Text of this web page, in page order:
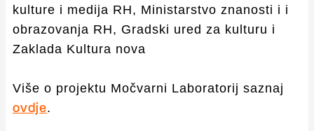
kulture i medija RH, Ministarstvo znanosti i i
obrazovanja RH, Gradski ured za kulturu i
Zaklada Kultura nova
Više o projektu Močvarni Laboratorij saznaj
ovdje.